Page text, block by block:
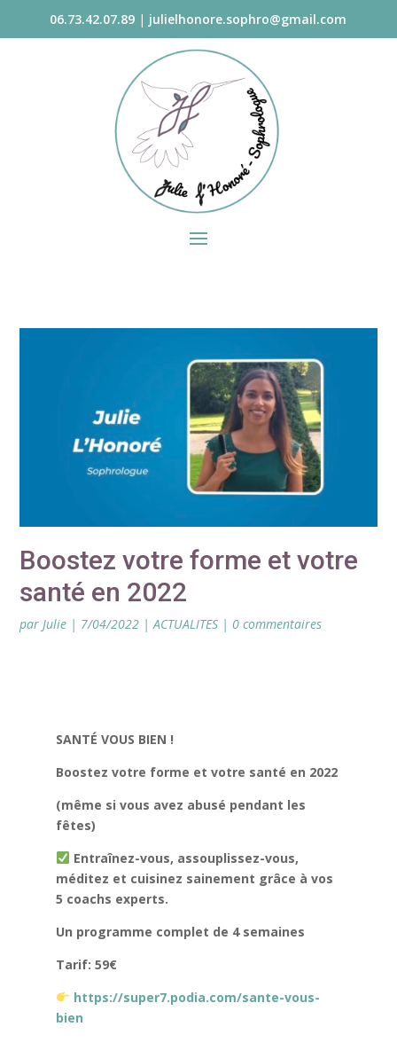
06.73.42.07.89 | julielhonore.sophro@gmail.com
Boostez votre forme et votre
santé en 2022
parJulie | 7/04/2022 |ACTUALITES |0 commentaires
SANTÉ VOUS BIEN !
Boostez votre forme et votre santé en 2022
(même si vous avez abusé pendant les
fêtes)
Entraînez-vous, assouplissez-vous,
méditez et cuisinez sainement grâce à vos
5 coachs experts.
Un programme complet de 4 semaines
Tarif: 59€
https://super7.podia.com/sante-vous-
bien